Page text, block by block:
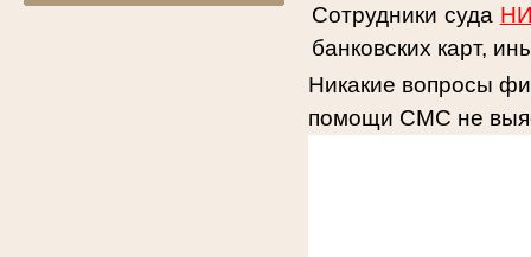
Сотрудники суда
банковских карт,
Никакие вопросы
помощи СМС не